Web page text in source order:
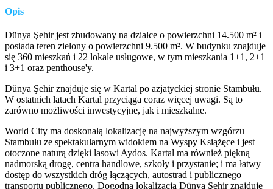
Opis
Dünya Şehir jest zbudowany na działce o powierzchni 14.500 m² i
posiada teren zielony o powierzchni 9.500 m². W budynku znajduje
się 360 mieszkań i 22 lokale usługowe, w tym mieszkania 1+1, 2+1
i 3+1 oraz penthouse'y.
Dünya Şehir znajduje się w Kartal po azjatyckiej stronie Stambułu.
W ostatnich latach Kartal przyciąga coraz więcej uwagi. Są to
zarówno możliwości inwestycyjne, jak i mieszkalne.
World City ma doskonałą lokalizację na najwyższym wzgórzu
Stambułu ze spektakularnym widokiem na Wyspy Książęce i jest
otoczone naturą dzięki lasowi Aydos. Kartal ma również piękną
nadmorską drogę, centra handlowe, szkoły i przystanie; i ma łatwy
dostęp do wszystkich dróg łączących, autostrad i publicznego
transportu publicznego. Dogodna lokalizacja Dünya Şehir znajduje